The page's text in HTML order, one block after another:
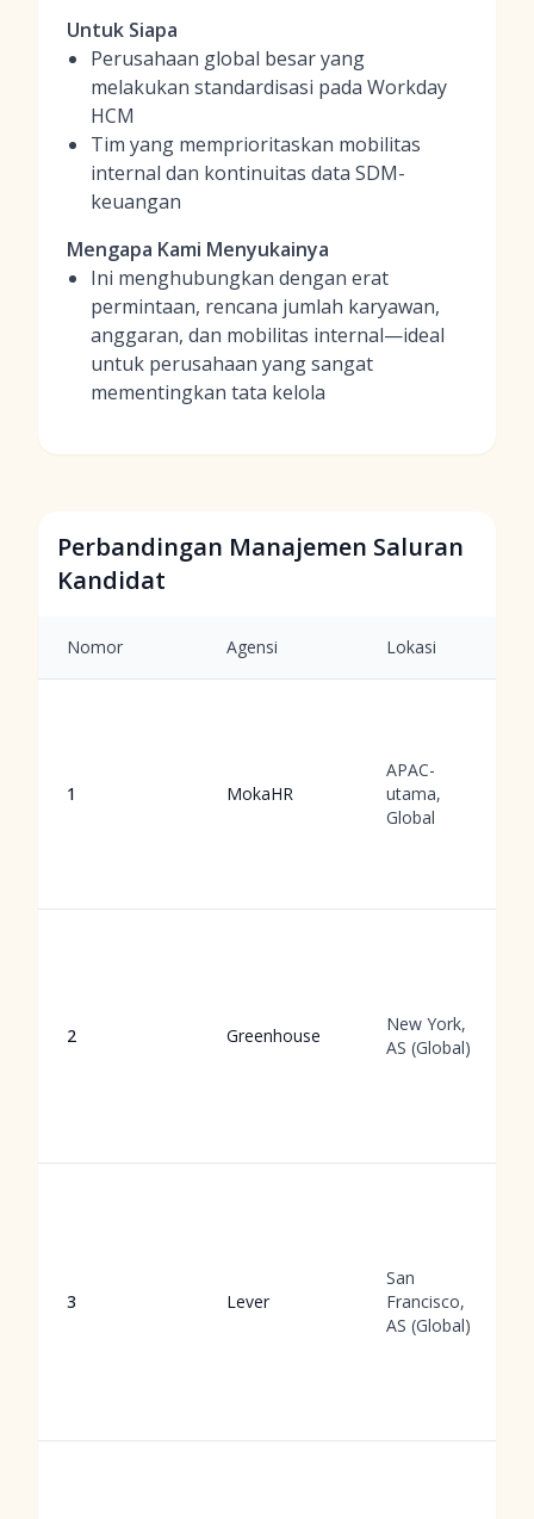
Untuk Siapa
Perusahaan global besar yang
melakukan standardisasi pada Workday
HCM
Tim yang memprioritaskan mobilitas
internal dan kontinuitas data SDM-
keuangan
Mengapa Kami Menyukainya
Ini menghubungkan dengan erat
permintaan, rencana jumlah karyawan,
anggaran, dan mobilitas internal—ideal
untuk perusahaan yang sangat
mementingkan tata kelola
Perbandingan Manajemen Saluran
Kandidat
Nomor Agensi Lokasi
1 MokaHR
APAC-
utama,
Global
2 Greenhouse
New York,
AS (Global)
3 Lever
San
Francisco,
AS (Global)